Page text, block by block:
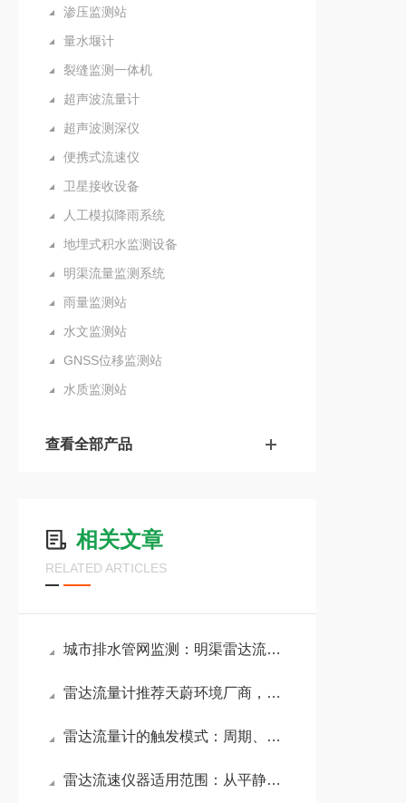
渗压监测站
量水堰计
裂缝监测一体机
超声波流量计
超声波测深仪
便携式流速仪
卫星接收设备
人工模拟降雨系统
地埋式积水监测设备
明渠流量监测系统
雨量监测站
水文监测站
GNSS位移监测站
水质监测站
查看全部产品
相关文章
RELATED ARTICLES
城市排水管网监测：明渠雷达流量计全天候感知管网流速，赋能市政内涝预警
雷达流量计推荐天蔚环境厂商，提供水利/环保/给排水领域的解决方案
雷达流量计的触发模式：周期、触发、手动、自动，能适应不同监测场景需求
雷达流速仪器适用范围：从平静湖泊至汹涌洪流，精准适配各类水流场景